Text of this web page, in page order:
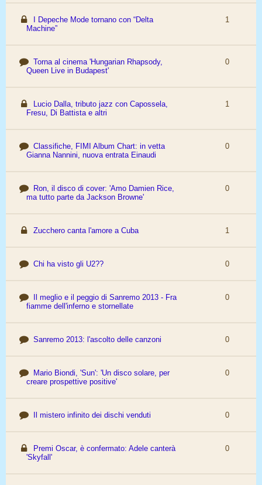
I Depeche Mode tornano con “Delta
Machine”
1
Torna al cinema 'Hungarian Rhapsody,
Queen Live in Budapest'
0
Lucio Dalla, tributo jazz con Capossela,
Fresu, Di Battista e altri
1
Classifiche, FIMI Album Chart: in vetta
Gianna Nannini, nuova entrata Einaudi
0
Ron, il disco di cover: 'Amo Damien Rice,
ma tutto parte da Jackson Browne'
0
Zucchero canta l'amore a Cuba 1
Chi ha visto gli U2?? 0
Il meglio e il peggio di Sanremo 2013 - Fra
fiamme dell'inferno e stornellate
0
Sanremo 2013: l'ascolto delle canzoni 0
Mario Biondi, 'Sun': 'Un disco solare, per
creare prospettive positive'
0
Il mistero infinito dei dischi venduti 0
Premi Oscar, è confermato: Adele canterà
'Skyfall'
0